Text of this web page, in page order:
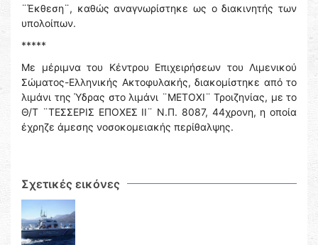
¨Έκθεση¨, καθώς αναγνωρίστηκε ως ο διακινητής των
υπολοίπων.
*****
Με μέριμνα του Κέντρου Επιχειρήσεων του Λιμενικού
Σώματος-Ελληνικής Ακτοφυλακής, διακομίστηκε από το
λιμάνι της Ύδρας στο λιμάνι ¨ΜΕΤΟΧΙ¨ Τροιζηνίας, με το
Θ/Τ ¨ΤΕΣΣΕΡΙΣ ΕΠΟΧΕΣ ΙΙ¨ Ν.Π. 8087, 44χρονη, η οποία
έχρηζε άμεσης νοσοκομειακής περίθαλψης.
Σχετικές εικόνες